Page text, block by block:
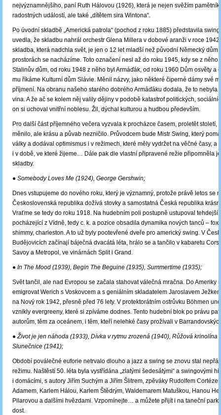
nejvýznamnějšího, paní Ruth Hálovou (1926), která je nejen svěžím
radostných událostí, ale také „dítětem sira Wintona“.
Po úvodní skladbě „Americká patrola“ (pochod z roku 1885) představila
uvedla, že skladbu nahrál orchestr Glena Millera v dobové aranži v roce
skladba, která nadchla svět, je jen o 12 let mladší než původní Německý dům,
prostorách se nacházíme. Toto označení nesl až do roku 1945, kdy se z něho
Stalinův dům, od roku 1948 z něho byl Armáďák, od roku 1960 Dům osvěty a
mu říkáme Kulturní dům Slávie. Měnil názvy, jako některé čiperné dámy své
příjmení. Na obranu našeho starého dobrého Armáďáku dodala, že to nebyla
vina. A že ač se kolem něj valily dějiny v podobě katastrof politických,
on si uchoval vnitřní noblesu. Žil, dýchal kulturou a hudbou především.
Pro další část příjemného večera vyzvala k procházce časem, proletět století,
měnilo, ale krásu a půvab nezničilo. Průvodcem bude Mistr Swing, který
války a dodával optimismus i v režimech, které měly vydržet na věčné časy, a
i v době, ve které žijeme… Dále pak dle vlastní připravené režie připomněla
skladby.
● Somebody Loves Me (1924), George Gershwin;
Dnes vstupujeme do nového roku, který je významný, protože právě letos se
Československá republika dožívá stovky a samostatná Česká republika
Vraťme se tedy do roku 1918. Na hudebním poli postupně ustupoval tehdejší
pocházející z Vídně, tedy c. k. a pozice obsadila dynamika nových tanců –
shimmy, charleston. A to už byly pootevřené dveře pro americký swing. V
Budějovicích začínají báječná dvacátá léta, hrálo se a tančilo v kabaretu
Savoy a Metropol, ve vinárnách Split i Grand.
● In The Mood (1939), Begin The Beguine (1935), Summertime (1935);
Svět tančil, ale nad Evropou se začala stahovat válečná mračna. Do Ameriky
emigrovat Werich s Voskovcem a s geniálním skladatelem Jaroslavem
na Nový rok 1942, přesně před 76 lety. V protektorátním ostrůvku Böhmen
vznikly evergreeny, které si zpíváme dodnes. Tento hudební blok po právu
autorům, těm za oceánem, i těm, kteří nelehké časy prožívali v
● Život je jen náhoda (1933), Dívka v rytmu zrozená (1940), Růžová krinolína
Slunečnice (1941);
Období poválečné euforie netrvalo dlouho a jazz a swing se znovu stal
režimu. Naštěstí 50. léta byla vystřídána „zlatými šedesátými“ a swingovými
i domácími, s autory Jiřím Suchým a Jiřím Šlitrem, zpěváky Rudolfem
Adamem, Karlem Hálou, Karlem Štědrým, Waldemarem Matuškou, Hanou
Pilarovou a dalšími hvězdami. Vzpomínejte… a můžete přijít i na taneční
dost.